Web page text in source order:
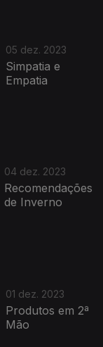
05 dez. 2023
Simpatia e
Empatia
04 dez. 2023
Recomendações
de Inverno
01 dez. 2023
Produtos em 2ª
Mão